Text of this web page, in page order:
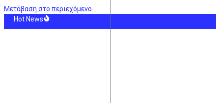
Μετάβαση στο περιεχόμενο
Hot News